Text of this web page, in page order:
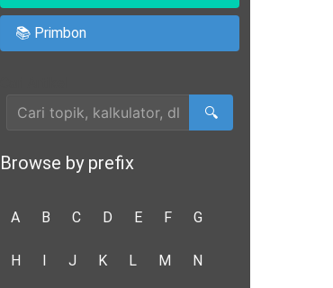
📚 Primbon
🔍
Browse by prefix
A B C D E F G
H I J K L M N